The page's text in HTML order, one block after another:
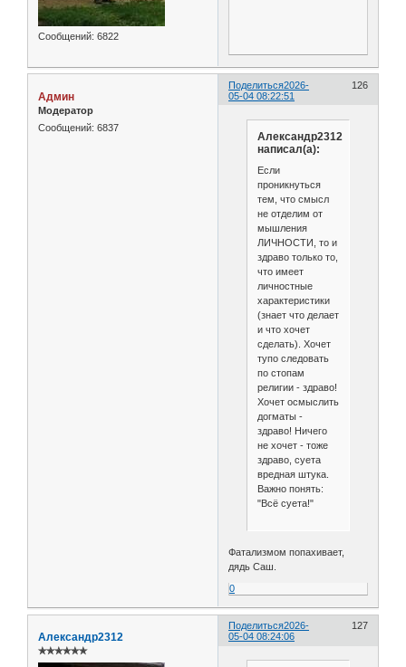
Сообщений: 6822
Поделиться 126
2026-
05-04 08:22:51
Админ
Модератор
Сообщений: 6837
Александр2312
написал(а):
Если
проникнуться
тем, что смысл
не отделим от
мышления
ЛИЧНОСТИ, то и
здраво только то,
что имеет
личностные
характеристики
(знает что делает
и что хочет
сделать). Хочет
тупо следовать
по стопам
религии - здраво!
Хочет осмыслить
догматы -
здраво! Ничего
не хочет - тоже
здраво, суета
вредная штука.
Важно понять:
"Всё суета!"
Фатализмом попахивает,
дядь Саш.
0
Поделиться 127
2026-
05-04 08:24:06
Александр2312
✯✯✯✯✯✯